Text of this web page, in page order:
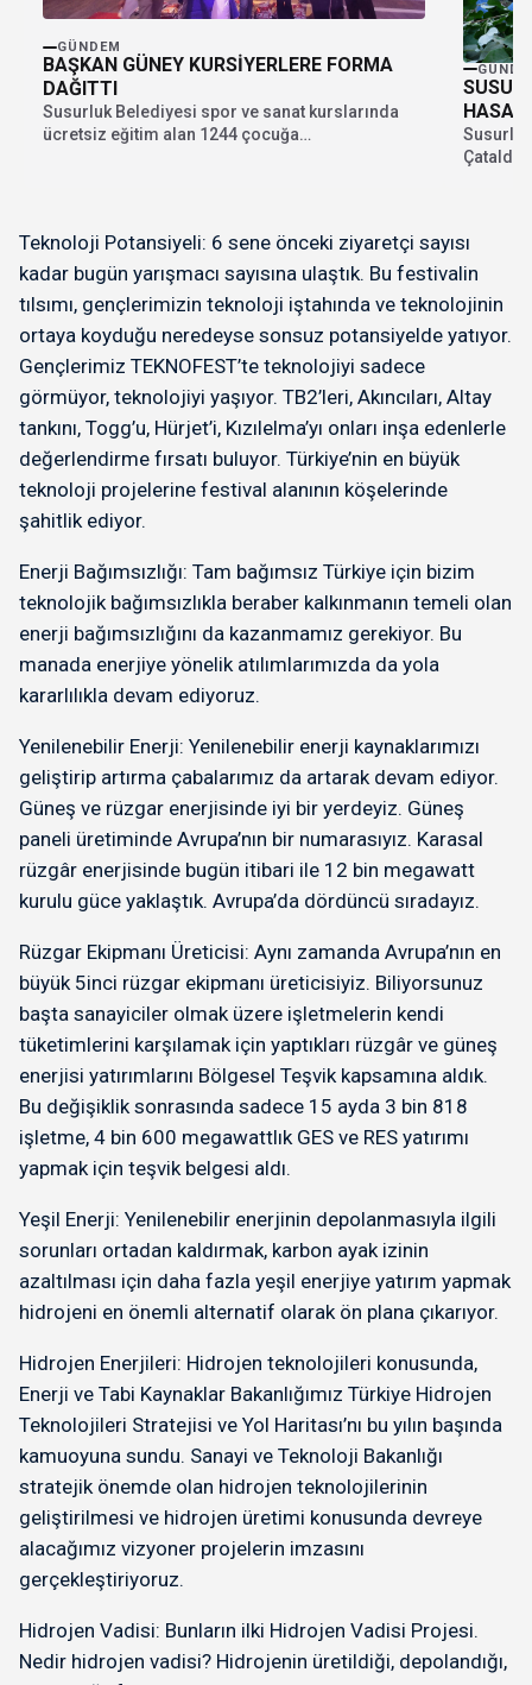
GÜNDEM
BAŞKAN GÜNEY KURSİYERLERE FORMA
DAĞITTI
Susurluk Belediyesi spor ve sanat kurslarında
ücretsiz eğitim alan 1244 çocuğa
Susurluk
Teknoloji Potansiyeli: 6 sene önceki ziyaretçi sayısı
kadar bugün yarışmacı sayısına ulaştık. Bu festivalin
tılsımı, gençlerimizin teknoloji iştahında ve teknolojinin
ortaya koyduğu neredeyse sonsuz potansiyelde yatıyor.
Gençlerimiz TEKNOFEST’te teknolojiyi sadece
görmüyor, teknolojiyi yaşıyor. TB2’leri, Akıncıları, Altay
tankını, Togg’u, Hürjet’i, Kızılelma’yı onları inşa edenlerle
değerlendirme fırsatı buluyor. Türkiye’nin en büyük
teknoloji projelerine festival alanının köşelerinde
şahitlik ediyor.
Enerji Bağımsızlığı: Tam bağımsız Türkiye için bizim
teknolojik bağımsızlıkla beraber kalkınmanın temeli olan
enerji bağımsızlığını da kazanmamız gerekiyor. Bu
manada enerjiye yönelik atılımlarımızda da yola
kararlılıkla devam ediyoruz.
Yenilenebilir Enerji: Yenilenebilir enerji kaynaklarımızı
geliştirip artırma çabalarımız da artarak devam ediyor.
Güneş ve rüzgar enerjisinde iyi bir yerdeyiz. Güneş
paneli üretiminde Avrupa’nın bir numarasıyız. Karasal
rüzgâr enerjisinde bugün itibari ile 12 bin megawatt
kurulu güce yaklaştık. Avrupa’da dördüncü sıradayız.
Rüzgar Ekipmanı Üreticisi: Aynı zamanda Avrupa’nın en
büyük 5inci rüzgar ekipmanı üreticisiyiz. Biliyorsunuz
başta sanayiciler olmak üzere işletmelerin kendi
tüketimlerini karşılamak için yaptıkları rüzgâr ve güneş
enerjisi yatırımlarını Bölgesel Teşvik kapsamına aldık.
Bu değişiklik sonrasında sadece 15 ayda 3 bin 818
işletme, 4 bin 600 megawattlık GES ve RES yatırımı
yapmak için teşvik belgesi aldı.
Yeşil Enerji: Yenilenebilir enerjinin depolanmasıyla ilgili
sorunları ortadan kaldırmak, karbon ayak izinin
azaltılması için daha fazla yeşil enerjiye yatırım yapmak
hidrojeni en önemli alternatif olarak ön plana çıkarıyor.
Hidrojen Enerjileri: Hidrojen teknolojileri konusunda,
Enerji ve Tabi Kaynaklar Bakanlığımız Türkiye Hidrojen
Teknolojileri Stratejisi ve Yol Haritası’nı bu yılın başında
kamuoyuna sundu. Sanayi ve Teknoloji Bakanlığı
stratejik önemde olan hidrojen teknolojilerinin
geliştirilmesi ve hidrojen üretimi konusunda devreye
alacağımız vizyoner projelerin imzasını
gerçekleştiriyoruz.
Hidrojen Vadisi: Bunların ilki Hidrojen Vadisi Projesi.
Nedir hidrojen vadisi? Hidrojenin üretildiği, depolandığı,